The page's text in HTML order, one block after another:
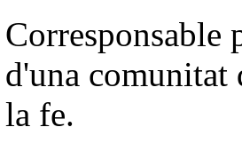
Corresponsable
d'una comunitat
la fe.